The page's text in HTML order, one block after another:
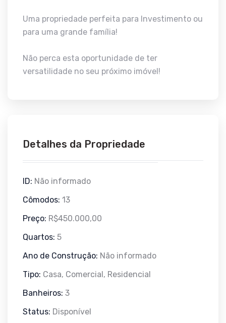
Uma propriedade perfeita para Investimento ou
para uma grande família!
Não perca esta oportunidade de ter
versatilidade no seu próximo imóvel!
Detalhes da Propriedade
ID: Não informado
Cômodos: 13
Preço: R$450.000,00
Quartos: 5
Ano de Construção: Não informado
Tipo: Casa, Comercial, Residencial
Banheiros: 3
Status: Disponível